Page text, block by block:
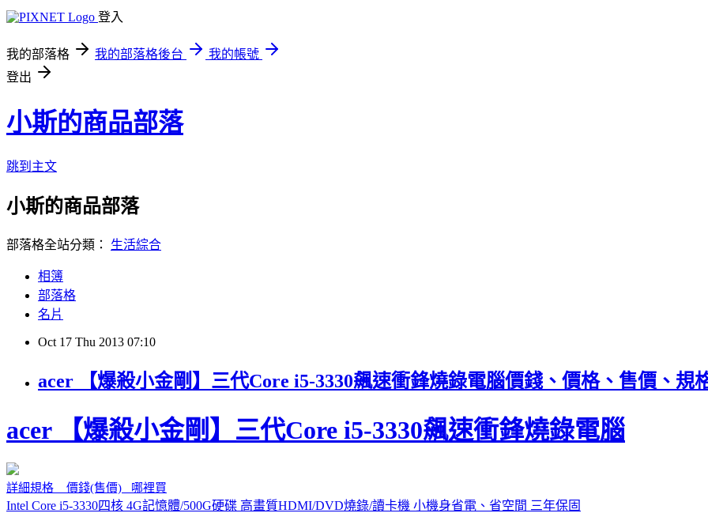
登入
我的部落格 我的部落格後台
我的帳號
登出
小斯的商品部落
跳到主文
小斯的商品部落
部落格全站分類： 生活綜合
相簿
部落格
名片
Oct 17 Thu 2013 07:10
acer 【爆殺小金剛】三代Core i5-3330飆速衝鋒燒錄電腦價錢、價格、售價、規
acer 【爆殺小金剛】三代Core i5-3330飆速衝鋒燒錄電腦
詳細規格 價錢(售價) 哪裡買
Intel Core i5-3330四核 4G記憶體/500G硬碟 高畫質HDMI/DVD燒錄/讀卡機 小機身省電、省空間 三年保固